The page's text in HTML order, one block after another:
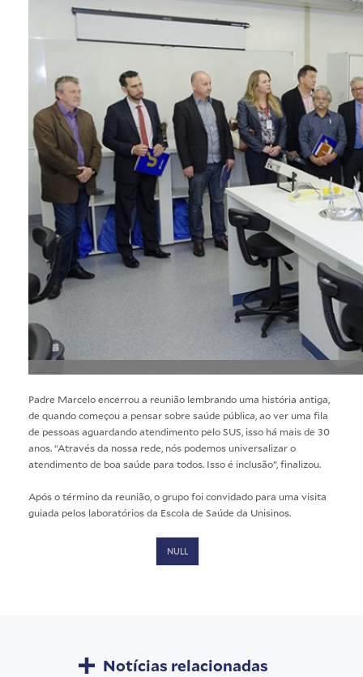
Padre Marcelo encerrou a reunião lembrando uma história antiga,
de quando começou a pensar sobre saúde pública, ao ver uma fila
de pessoas aguardando atendimento pelo SUS, isso há mais de 30
anos. “Através da nossa rede, nós podemos universalizar o
atendimento de boa saúde para todos. Isso é inclusão”, finalizou.
Após o término da reunião, o grupo foi convidado para uma visita
guiada pelos laboratórios da Escola de Saúde da Unisinos.
NULL
Notícias relacionadas